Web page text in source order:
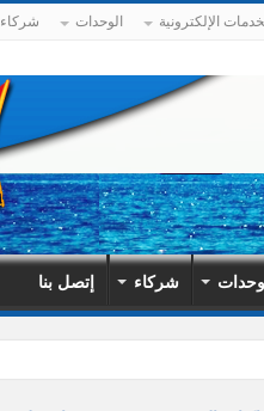
الإلكترونية الوحدات شركاء
شركاء إتصل بنا